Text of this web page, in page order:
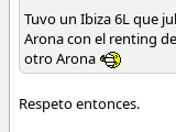
Tuvo un Ibiza 6L que
Arona con el renting
otro Arona
Respeto entonces.